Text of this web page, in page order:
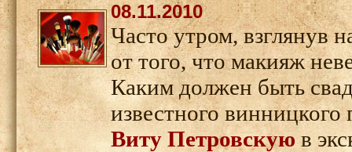
08.11.2010
Часто утром, взглянув
от того, что макияж
Каким должен быть
известного
Виту Петровскую в